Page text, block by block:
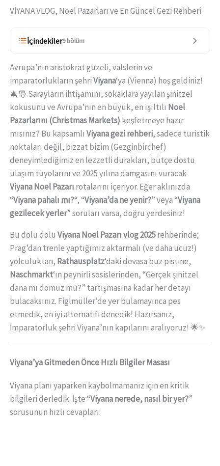
VİYANA VLOG, Noel Pazarları ve En Güncel Gezi Rehberi
İçindekiler9 bölüm
Avrupa’nın aristokrat güzeli, valslerin ve
imparatorlukların şehriViyana‘ya (Vienna) hoş geldiniz!
🎄🎅 Sarayların ihtişamını, sokaklara yayılan şinitzel
kokusunu ve Avrupa’nın en büyük, en ışıltılı Noel
Pazarlarını (Christmas Markets) keşfetmeye hazır
mısınız? Bu kapsamlı Viyana gezi rehberi, sadece turistik
noktaları değil, bizzat bizim (Gezginbirchef)
deneyimlediğimiz en lezzetli durakları, bütçe dostu
ulaşım tüyolarını ve 2025 yılına damgasını vuracak
Viyana Noel Pazarı rotalarını içeriyor. Eğer aklınızda
“Viyana pahalı mı?“, “Viyana’da ne yenir?” veya “Viyana
gezilecek yerler” soruları varsa, doğru yerdesiniz!
Bu dolu dolu Viyana Noel Pazarı vlog 2025rehberinde;
Prag’dan trenle yaptığımız aktarmalı (ve daha ucuz!)
yolculuktan, Rathausplatz‘daki devasa buz pistine,
Naschmarkt‘ın peynirli sosislerinden, “Gerçek şinitzel
dana mı domuz mu?” tartışmasına kadar her detayı
bulacaksınız. Figlmüller’de yer bulamayınca pes
etmedik, en iyi alternatifi denedik! Hazırsanız,
İmparatorluk şehri Viyana’nın kapılarını aralıyoruz! 🌟✨
Viyana’ya Gitmeden Önce Hızlı Bilgiler Masası
Viyana planı yaparken kaybolmamanız için en kritik
bilgileri derledik. İşte “Viyana nerede, nasıl bir yer?”
sorusunun hızlı cevapları: